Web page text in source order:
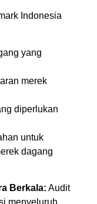
Indonesia
yang
merek
diperlukan
untuk
dagang
Berkala: Audit
menyeluruh